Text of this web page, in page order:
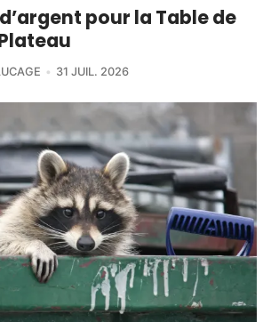
pour la Table de
31 JUIL. 2026